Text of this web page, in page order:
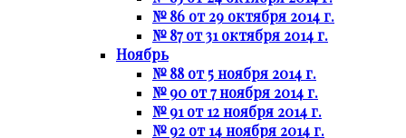
№ 86 от 29 октября 2014 г.
№ 87 от 31 октября 2014 г.
Ноябрь
№ 88 от 5 ноября 2014 г.
№ 90 от 7 ноября 2014 г.
№ 91 от 12 ноября 2014 г.
№ 92 от 14 ноября 2014 г.